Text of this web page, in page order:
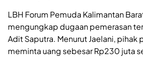
LBH Forum Pemuda Kalimantan
mengungkap dugaan pemerasan
Adit Saputra. Menurut Jaelani, pihak
meminta uang sebesar Rp230 juta